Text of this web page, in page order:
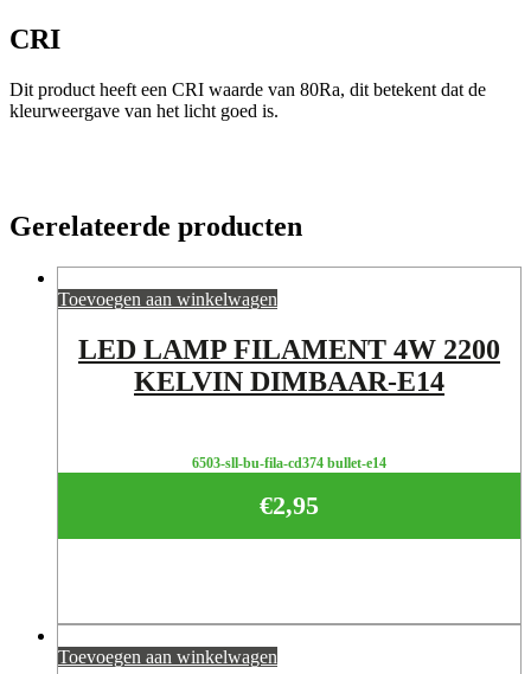
CRI
Dit product heeft een CRI waarde van 80Ra, dit betekent dat de
kleurweergave van het licht goed is.
Gerelateerde producten
Toevoegen aan winkelwagen
LED LAMP FILAMENT 4W 2200
KELVIN DIMBAAR-E14
6503-sll-bu-fila-cd374 bullet-e14
€2,95
Toevoegen aan winkelwagen